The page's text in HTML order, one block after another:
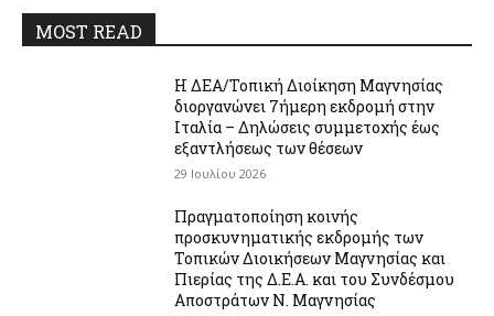
MOST READ
Η ΔΕΑ/Τοπική Διοίκηση Μαγνησίας
διοργανώνει 7ήμερη εκδρομή στην
Ιταλία – Δηλώσεις συμμετοχής έως
εξαντλήσεως των θέσεων
29 Ιουλίου 2026
Πραγματοποίηση κοινής
προσκυνηματικής εκδρομής των
Τοπικών Διοικήσεων Μαγνησίας και
Πιερίας της Δ.Ε.Α. και του Συνδέσμου
Αποστράτων Ν. Μαγνησίας